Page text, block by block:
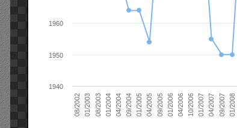
08/2002 01/2003 08/2003 01/2004 04/2004 09/2004 01/2005 04/2005 09/2005 01/2006 04/2006 10/2006 01/2007 04/2007 09/2007 01/2008
1940
1950
1960